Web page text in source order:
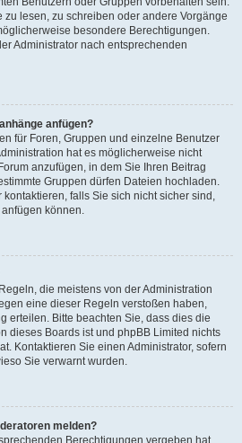
lesen, zu schreiben oder andere Vorgänge
besondere Berechtigungen.
Administrator nach entsprechenden
anfügen?
für Foren, Gruppen und einzelne Benutzer
hat es möglicherweise nicht
anzufügen, in dem Sie Ihren Beitrag
Gruppen dürfen Dateien hochladen.
falls Sie sich nicht sicher sind,
können.
die meistens von der Administration
eine dieser Regeln verstoßen haben,
erteilen. Bitte beachten Sie, dass dies die
dieses Boards ist und phpBB Limited nichts
Kontaktieren Sie einen Administrator, sofern
Sie verwarnt wurden.
melden?
Berechtigungen vergeben hat,